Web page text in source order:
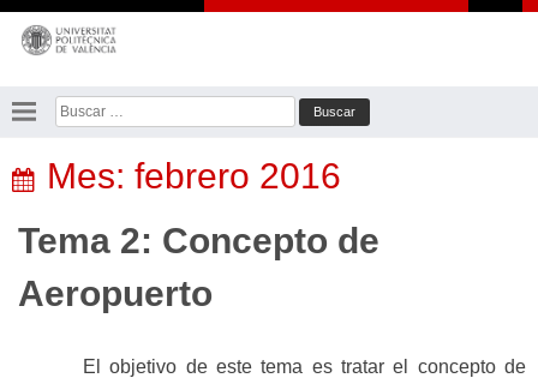
Saltar
contenido
Buscar:
Mes: febrero 2016
Tema 2: Concepto de
Aeropuerto
El objetivo de este tema es tratar el concepto de